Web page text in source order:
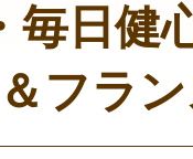
毎日健
フラ